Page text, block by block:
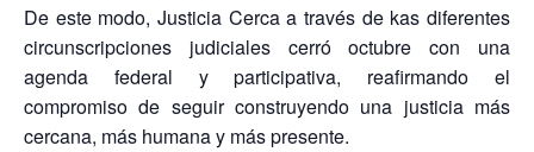
De este modo, Justicia Cerca a través de kas diferentes
circunscripciones judiciales cerró octubre con una
agenda federal y participativa, reafirmando el
compromiso de seguir construyendo una justicia más
cercana, más humana y más presente.